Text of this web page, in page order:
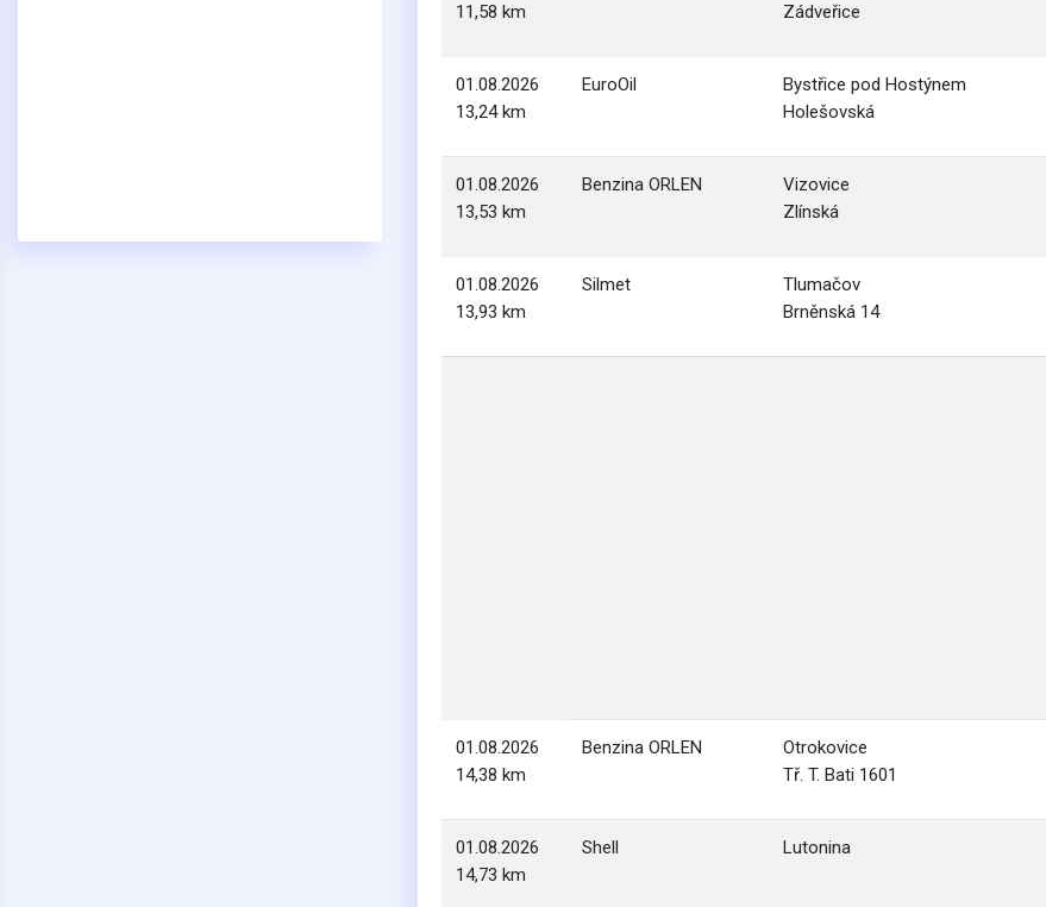
11,58 km
Zádveřice
01.08.2026
13,24 km
EuroOil
Bystřice pod Hostýnem
Holešovská
01.08.2026
13,53 km
Benzina ORLEN
Vizovice
Zlínská
01.08.2026
13,93 km
Silmet
Tlumačov
Brněnská 14
01.08.2026
14,38 km
Benzina ORLEN
Otrokovice
Tř. T. Bati 1601
01.08.2026
14,73 km
Shell Lutonina